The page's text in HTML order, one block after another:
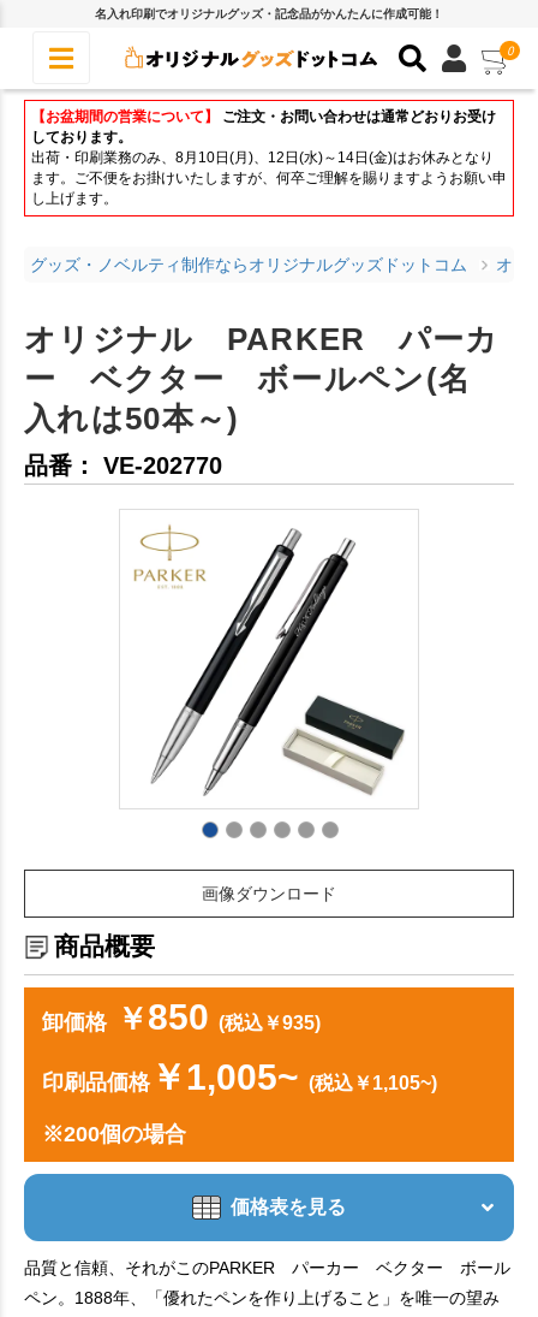
名入れ印刷でオリジナルグッズ・記念品がかんたんに作成可能！
0
【お盆期間の営業について】
ご注文・お問い合わせは通常どおりお受け
しております。
出荷・印刷業務のみ、8月10日(月)、12日(水)～14日(金)はお休みとなり
ます。ご不便をお掛けいたしますが、何卒ご理解を賜りますようお願い申
し上げます。
グッズ・ノベルティ制作ならオリジナルグッズドットコム オリ
オリジナル PARKER パーカ
ー ベクター ボールペン(名
入れは50本～)
品番： VE-202770
画像ダウンロード
商品概要
卸価格 ￥850 (税込￥935)
印刷品価格￥1,005~ (税込￥1,105~)
※200個の場合
価格表を見る
品質と信頼、それがこのPARKER パーカー ベクター ボール
ペン。1888年、「優れたペンを作り上げること」を唯一の望み